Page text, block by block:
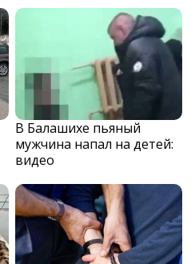
В Балашихе пьяный
мужчина напал на детей:
видео